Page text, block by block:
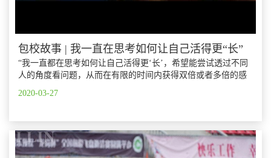
包校故事 | 我一直在思考如何让自己活得更“长”
“我一直都在思考如何让自己活得更‘长’，希望能尝试透过不同
人的角度看问题，从而在有限的时间内获得双倍或者多倍的感
2020-03-27